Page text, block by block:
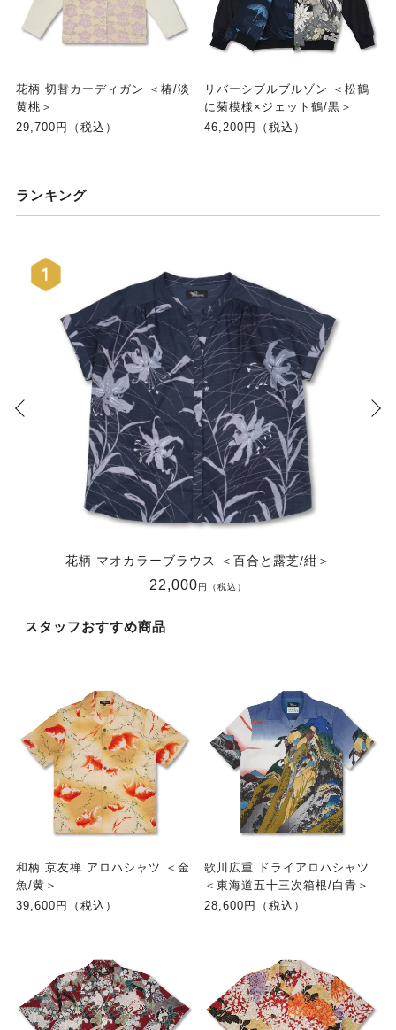
花柄 切替カーディガン ＜椿/淡
黄桃＞
29,700円（税込）
リバーシブルブルゾン ＜松鶴
に菊模様×ジェット鶴/黒＞
46,200円（税込）
ランキング
花柄 マオカラーブラウス ＜百合と露芝/紺＞
22,000円（税込）
スタッフおすすめ商品
和柄 京友禅 アロハシャツ ＜金
魚/黄＞
39,600円（税込）
歌川広重 ドライアロハシャツ
＜東海道五十三次箱根/白青＞
28,600円（税込）